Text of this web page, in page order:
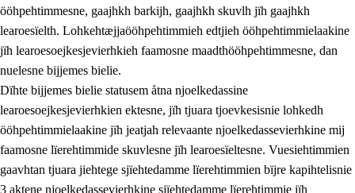
ööhpehtimmesne, gaajhkh barkijh, gaajhkh skuvlh jïh gaajhkh
learoesïelth. Lohkehtæjjaööhpehtimmieh edtjieh ööhpehtimmielaakine
jïh learoesoejkesjevierhkieh faamosne maadthööhpehtimmesne, dan
nuelesne bijjemes bielie.
Dïhte bijjemes bielie statusem åtna njoelkedassine
learoesoejkesjevierhkien ektesne, jïh tjuara tjoevkesisnie lohkedh
ööhpehtimmielaakine jïh jeatjah relevaante njoelkedassevierhkine mij
faamosne lïerehtimmide skuvlesne jïh learoesïeltesne. Vuesiehtimmien
gaavhtan tjuara jiehtege sjïehtedamme lïerehtimmien bïjre kapihtelisnie
3 aktene njoelkedassevierhkine sjïehtedamme lïerehtimmie jïh